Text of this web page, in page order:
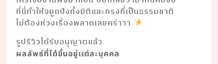
ที่นี่ทำให้จมูกปังทั้งมิติและทรงที่เป็นธรรมชาติ
ไม่ต้องห่วงเรื่องพลาดเลยคร่าาา
รูปรีวิวได้รับอนุญาตแล้ว
ผลลัพธ์ที่ได้ขึ้นอยู่เเต่ละบุคคล